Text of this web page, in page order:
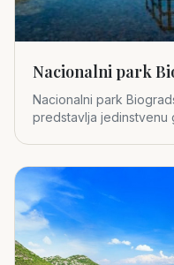
Nacionalni park
Nacionalni park
predstavlja jedinstvenu